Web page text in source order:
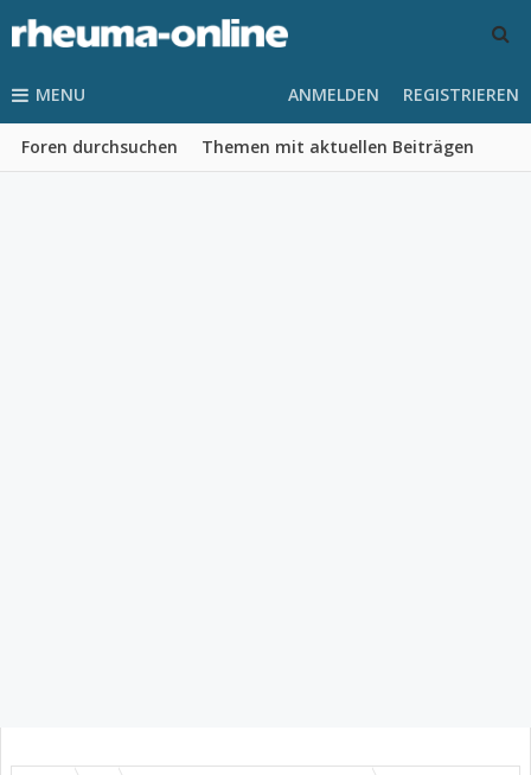
MENU
Foren durchsuchen Themen mit aktuellen Beiträgen
ANMELDEN REGISTRIEREN